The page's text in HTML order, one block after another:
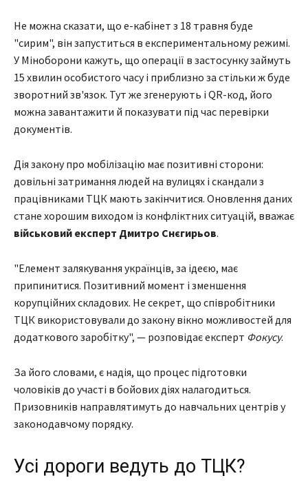
Не можна сказати, що е-кабінет з 18 травня буде
"сирим", він запуститься в експериментальному режимі.
У Міноборони кажуть, що операції в застосунку займуть
15 хвилин особистого часу і приблизно за стільки ж буде
зворотний зв'язок. Тут же згенерують і QR-код, його
можна завантажити й показувати під час перевірки
документів.
Дія закону про мобілізацію має позитивні сторони:
довільні затримання людей на вулицях і скандали з
працівниками ТЦК мають закінчитися. Оновлення даних
стане хорошим виходом із конфліктних ситуацій, вважає
військовий експерт Дмитро Снєгирьов.
"Елемент залякування українців, за ідеєю, має
припинитися. Позитивний момент і зменшення
корупційних складових. Не секрет, що співробітники
ТЦК використовували до закону вікно можливостей для
додаткового заробітку", — розповідає експерт Фокусу.
За його словами, є надія, що процес підготовки
чоловіків до участі в бойових діях налагодиться.
Призовників направлятимуть до навчальних центрів у
законодавчому порядку.
Усі дороги ведуть до ТЦК?